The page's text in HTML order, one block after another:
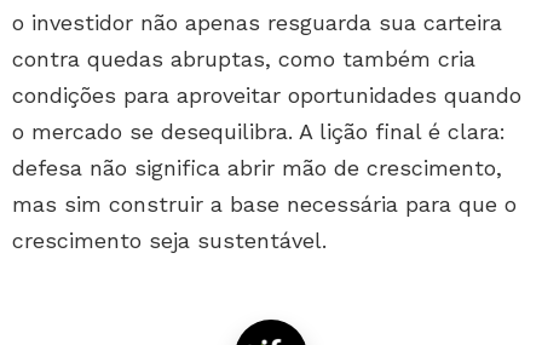
o investidor não apenas resguarda sua carteira
contra quedas abruptas, como também cria
condições para aproveitar oportunidades quando
o mercado se desequilibra. A lição final é clara:
defesa não significa abrir mão de crescimento,
mas sim construir a base necessária para que o
crescimento seja sustentável.